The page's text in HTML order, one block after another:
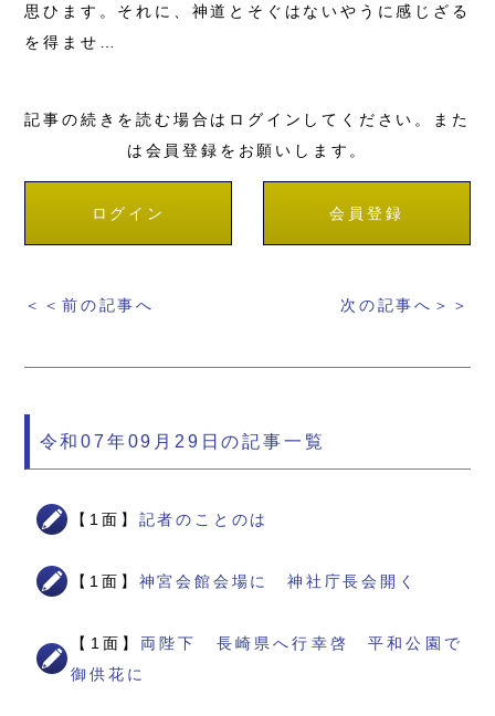
思ひます。それに、神道とそぐはないやうに感じざる
を得ませ…
記事の続きを読む場合はログインしてください。また
は会員登録をお願いします。
ログイン 会員登録
＜＜前の記事へ 次の記事へ＞＞
令和07年09月29日の記事一覧
【1面】 記者のことのは
【1面】 神宮会館会場に 神社庁長会開く
【1面】 両陛下 長崎県へ行幸啓 平和公園で
御供花に